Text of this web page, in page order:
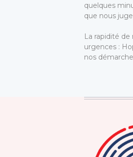
quelques
que nous
La rapidité
urgences :
nos